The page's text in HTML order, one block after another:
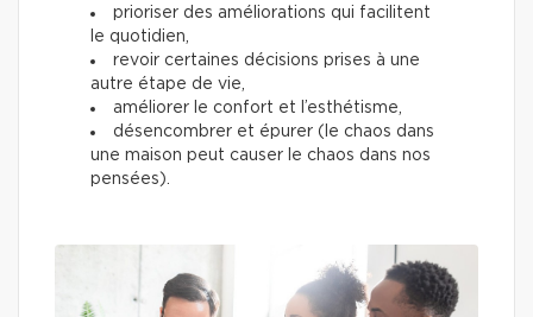
prioriser des améliorations qui facilitent
le quotidien,
revoir certaines décisions prises à une
autre étape de vie,
améliorer le confort et l’esthétisme,
désencombrer et épurer (le chaos dans
une maison peut causer le chaos dans nos
pensées).